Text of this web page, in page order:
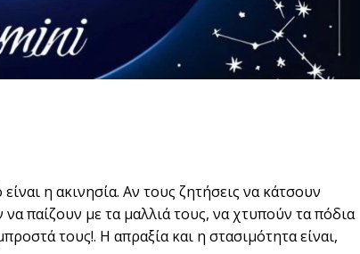
η ακινησία. Αν τους ζητήσεις να κάτσουν
παίζουν με τα μαλλιά τους, να χτυπούν τα πόδια
τους!. Η απραξία και η στασιμότητα είναι,